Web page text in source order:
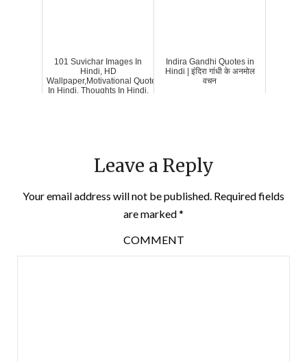
101 Suvichar Images In
Hindi, HD
Wallpaper,Motivational Quotes
In Hindi, Thoughts In Hindi,
Indira Gandhi Quotes in
Hindi | इंदिरा गांधी के अनमोल
वचन
Leave a Reply
Your email address will not be published. Required fields
are marked*
COMMENT